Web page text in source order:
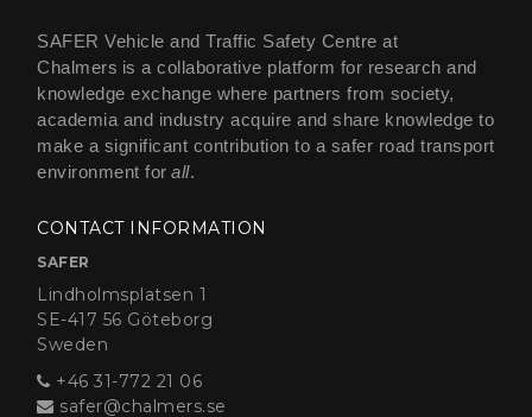
SAFER Vehicle and Traffic Safety Centre at
Chalmers is a collaborative platform for research and
knowledge exchange where partners from society,
academia and industry acquire and share knowledge to
make a significant contribution to a safer road transport
environment for all.
CONTACT INFORMATION
SAFER
Lindholmsplatsen 1
SE-417 56 Göteborg
Sweden
+46 31-772 21 06
safer@chalmers.se